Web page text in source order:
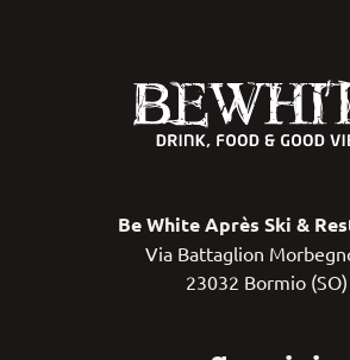
Be White Après Ski &
Via Battaglion
23032 Bormio (SO)